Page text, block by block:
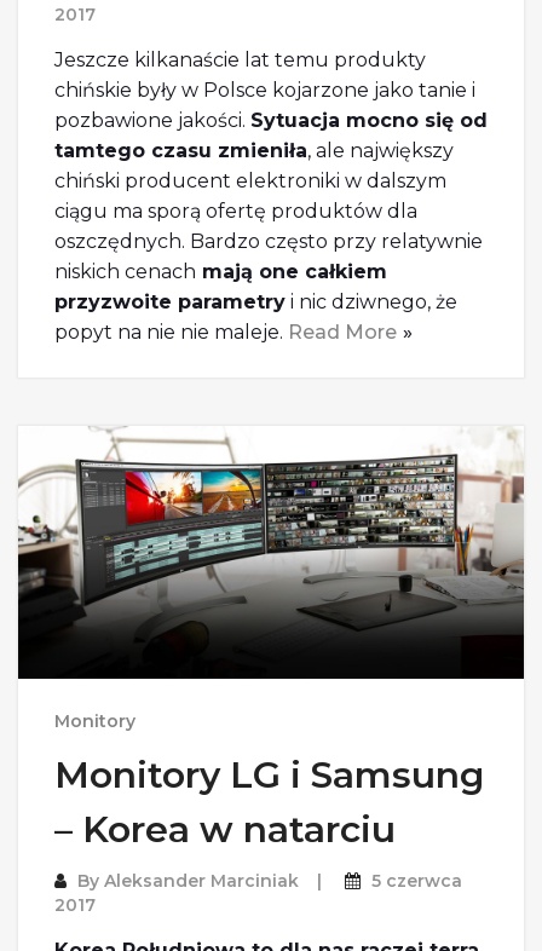
2017
Jeszcze kilkanaście lat temu produkty
chińskie były w Polsce kojarzone jako tanie i
pozbawione jakości. Sytuacja mocno się od
tamtego czasu zmieniła, ale największy
chiński producent elektroniki w dalszym
ciągu ma sporą ofertę produktów dla
oszczędnych. Bardzo często przy relatywnie
niskich cenach mają one całkiem
przyzwoite parametry i nic dziwnego, że
popyt na nie nie maleje. Read More
Monitory
Monitory LG i Samsung
– Korea w natarciu
By Aleksander Marciniak
5 czerwca
2017